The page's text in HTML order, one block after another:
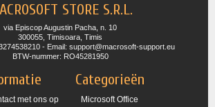
STORE S.R.L.
via Episcop Augustin Pacha, n. 10
300055, Timisoara, Timis
- Email: support@macrosoft-support.eu
BTW-nummer: RO45281950
met ons op
Categorieën
Microsoft Office